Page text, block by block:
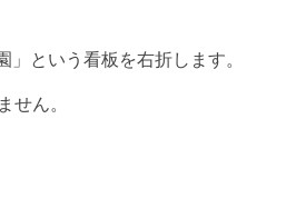
という看板を右折します。
ん。